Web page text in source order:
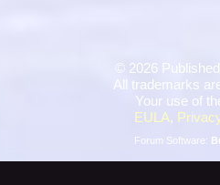
© 2026
All trademarks
Your use of
EULA,
Forum Software: